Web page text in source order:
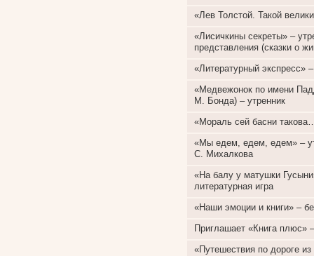
«Лев Толстой. Такой
«Лисичкины секреты» –
представления (сказки о
«Литературный экспресс»
«Медвежонок по имени
М. Бонда) – утренник
«Мораль сей басни
«Мы едем, едем, едем» –
С. Михалкова
«На балу у матушки
литературная игра
«Наши эмоции и книги» –
Приглашает «Книга плюс»
«Путешествия по дороге